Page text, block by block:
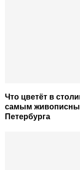
Что цветёт в
самым
Петербурга